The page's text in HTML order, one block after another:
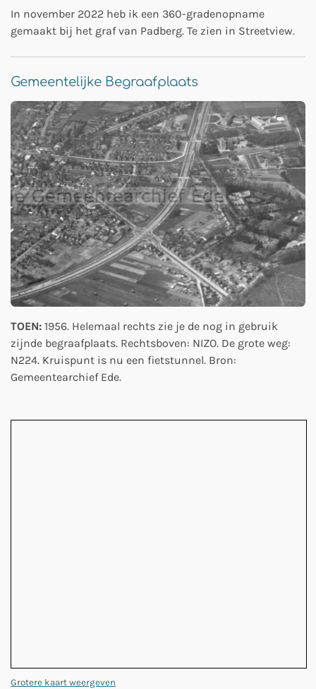
In november 2022 heb ik een 360-gradenopname
gemaakt bij het graf van Padberg. Te zien in Streetview.
Gemeentelijke Begraafplaats
TOEN: 1956. Helemaal rechts zie je de nog in gebruik
zijnde begraafplaats. Rechtsboven: NIZO. De grote weg:
N224. Kruispunt is nu een fietstunnel. Bron:
Gemeentearchief Ede.
Grotere kaart weergeven